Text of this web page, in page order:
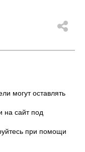
могут оставлять
на сайт под
при помощи